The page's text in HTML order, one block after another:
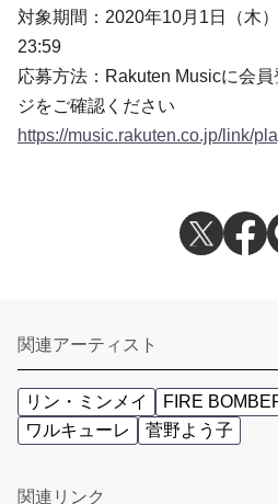
対象期間：2020年10月1日（木
23:59
応募方法：Rakuten Musicに会
ジをご確認ください
https://music.rakuten.co.jp/link/
関連アーティスト
リン・ミンメイ FIRE
ワルキューレ
菅野よう子
関連リンク